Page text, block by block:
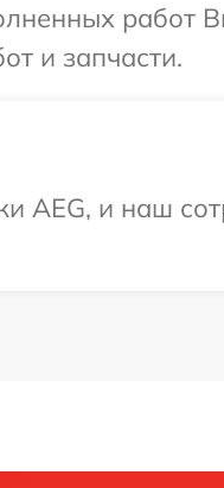
работ
и запчасти.
и наш